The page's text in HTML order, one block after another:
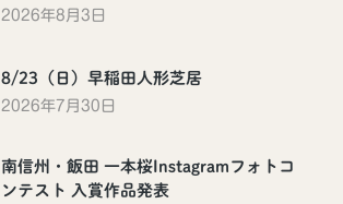
2026年8月3日
8/23（日）早稲田人形芝居
2026年7月30日
南信州・飯田 一本桜Instagramフォトコ
ンテスト 入賞作品発表